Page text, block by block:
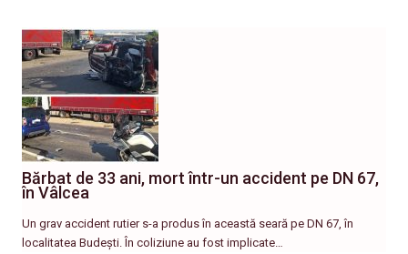
Bărbat de 33 ani, mort într-un accident pe DN 67,
în Vâlcea
Un grav accident rutier s-a produs în această seară pe DN 67, în
localitatea Budești. În coliziune au fost implicate…